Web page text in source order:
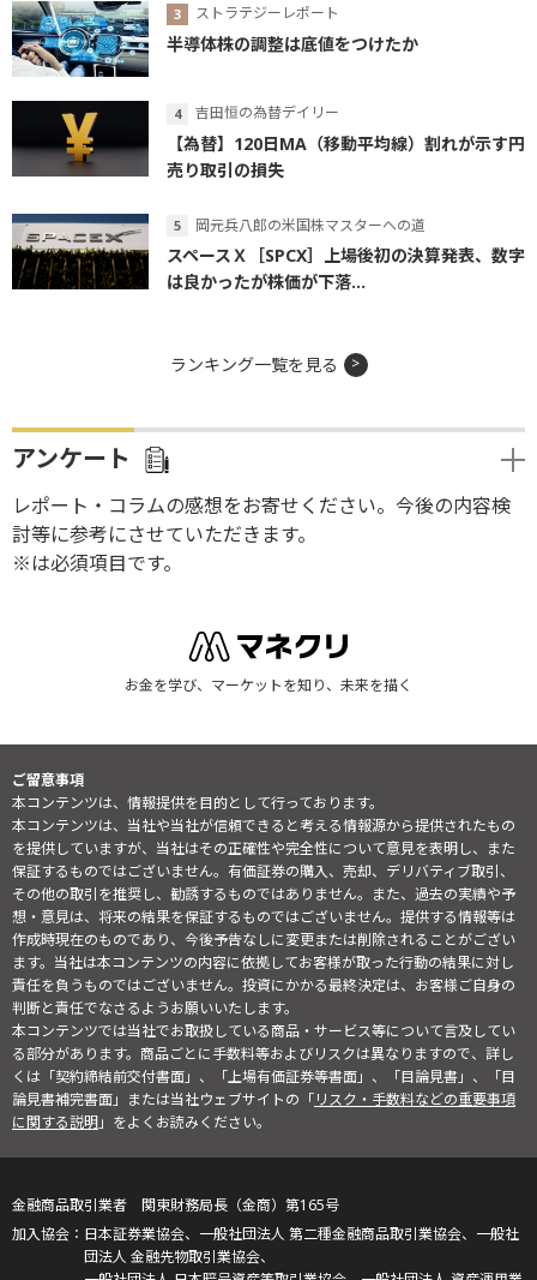
ストラテジーレポート
半導体株の調整は底値をつけたか
吉田恒の為替デイリー
【為替】120日MA（移動平均線）割れが示す円
売り取引の損失
岡元兵八郎の米国株マスターへの道
スペースＸ［SPCX］上場後初の決算発表、数字
は良かったが株価が下落...
ランキング一覧を見る
アンケート
レポート・コラムの感想をお寄せください。今後の内容検
討等に参考にさせていただきます。
※は必須項目です。
お金を学び、マーケットを知り、未来を描く
ご留意事項
本コンテンツは、情報提供を目的として行っております。
本コンテンツは、当社や当社が信頼できると考える情報源から提供されたもの
を提供していますが、当社はその正確性や完全性について意見を表明し、また
保証するものではございません。有価証券の購入、売却、デリバティブ取引、
その他の取引を推奨し、勧誘するものではありません。また、過去の実績や予
想・意見は、将来の結果を保証するものではございません。提供する情報等は
作成時現在のものであり、今後予告なしに変更または削除されることがござい
ます。当社は本コンテンツの内容に依拠してお客様が取った行動の結果に対し
責任を負うものではございません。投資にかかる最終決定は、お客様ご自身の
判断と責任でなさるようお願いいたします。
本コンテンツでは当社でお取扱している商品・サービス等について言及してい
る部分があります。商品ごとに手数料等およびリスクは異なりますので、詳し
くは「契約締結前交付書面」、「上場有価証券等書面」、「目論見書」、「目
論見書補完書面」または当社ウェブサイトの「リスク・手数料などの重要事項
に関する説明」をよくお読みください。
金融商品取引業者 関東財務局長（金商）第165号
日本証券業協会、一般社団法人 第二種金融商品取引業協会、一般社
団法人 金融先物取引業協会、